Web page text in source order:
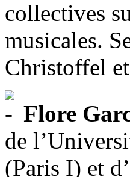
collectives
musicales.
Christoffel
Flore
de
(Paris I) et